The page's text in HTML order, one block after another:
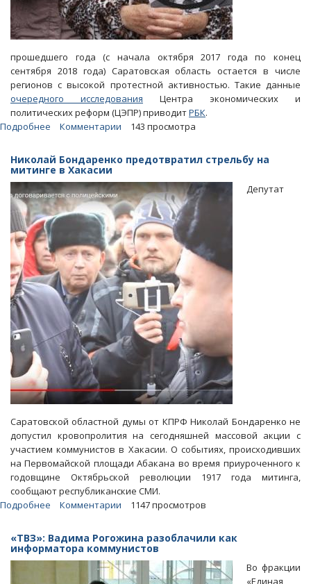
прошедшего года (с начала октября 2017 года по конец
сентября 2018 года) Саратовская область остается в числе
регионов с высокой протестной активностью. Такие данные
очередного исследования Центра экономических и
политических реформ (ЦЭПР) приводитРБК.
Подробнее
включили
в
группу
регионов-
лидеров
по
протестной
активности
Комментарии 143 просмотра
Николай Бондаренко предотвратил стрельбу на
митинге в Хакасии
Депутат
Саратовской областной думы от КПРФ Николай Бондаренко не
допустил кровопролития на сегодняшней массовой акции с
участием коммунистов в Хакасии. О событиях, происходивших
на Первомайской площади Абакана во время приуроченного к
годовщине Октябрьской революции 1917 года митинга,
сообщают республиканские СМИ.
Подробнее
Бондаренко
предотвратил
стрельбу
Комментарии 1147 просмотров
«ТВЗ»: Вадима Рогожина разоблачили как
информатора коммунистов
Во фракции
«Единая